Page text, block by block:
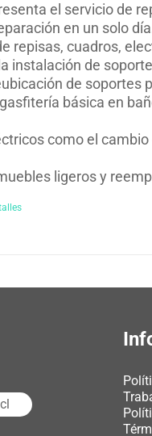
el servicio de
en un solo
repisas, cuadros,
instalación de
de soportes
básica en
como el
ligeros y